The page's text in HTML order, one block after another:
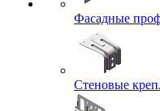
Фасадные
Стеновые